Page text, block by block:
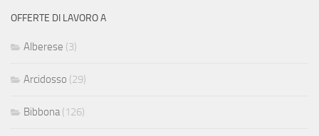
OFFERTE DI LAVORO A
Alberese (3)
Arcidosso (29)
Bibbona (126)